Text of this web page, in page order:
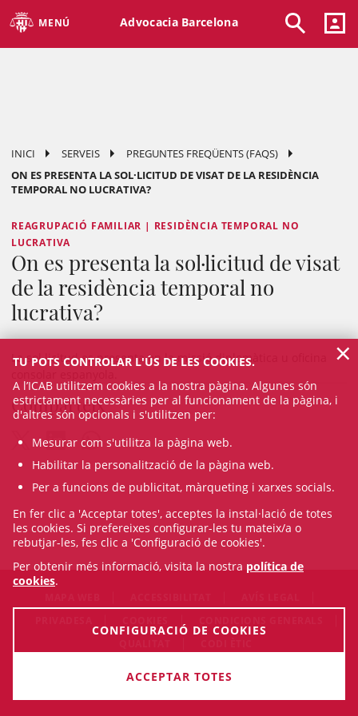
MENÚ Advocacia Barcelona
INICI SERVEIS
PREGUNTES FREQÜENTS (FAQS)
ON ES PRESENTA LA SOL·LICITUD DE VISAT DE LA RESIDÈNCIA
TEMPORAL NO LUCRATIVA?
REAGRUPACIÓ FAMILIAR | RESIDÈNCIA TEMPORAL NO
LUCRATIVA
On es presenta la sol·licitud de visat
de la residència temporal no
lucrativa?
La sol·licitud es presenta en la missió diplomàtica u oficina
Comparteix
© Sun Aug 09 12:01:44 CEST 2026 Il·lustre Col·legi de
TU POTS CONTROLAR L'ÚS DE LES COOKIES.
A l’ICAB utilitzem cookies a la nostra pàgina. Algunes són
estrictament necessàries per al funcionament de la pàgina, i
d'altres són opcionals i s'utilitzen per:
Mesurar com s'utilitza la pàgina web.
Habilitar la personalització de la pàgina web.
Per a funcions de publicitat, màrqueting i xarxes socials.
En fer clic a 'Acceptar totes', acceptes la instal·lació de totes
les cookies. Si prefereixes configurar-les tu mateix/a o
rebutjar-les, fes clic a 'Configuració de cookies'.
Per obtenir més informació, visita la nostra política de
cookies.
CONFIGURACIÓ DE COOKIES
ACCEPTAR TOTES
×